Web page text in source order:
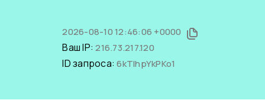
2026-08-10 12:46:06 +0000
Ваш IP:216.73.217.120
ID запроса:6kTlhpYkPKo1